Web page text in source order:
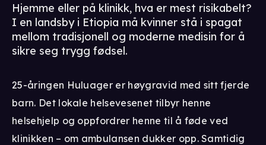
Hjemme eller på klinikk, hva er mest risikabelt?
I en landsby i Etiopia må kvinner stå i spagat
mellom tradisjonell og moderne medisin for å
sikre seg trygg fødsel.
25-åringen Huluager er høygravid med sitt fjerde
barn. Det lokale helsevesenet tilbyr henne
helsehjelp og oppfordrer henne til å føde ved
klinikken – om ambulansen dukker opp. Samtidig